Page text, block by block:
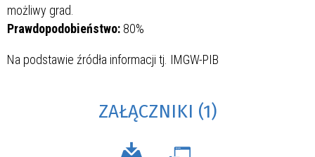
możliwy grad.
Prawdopodobieństwo: 80%
Na podstawie źródła informacji tj. IMGW-PIB
ZAŁĄCZNIKI (1)